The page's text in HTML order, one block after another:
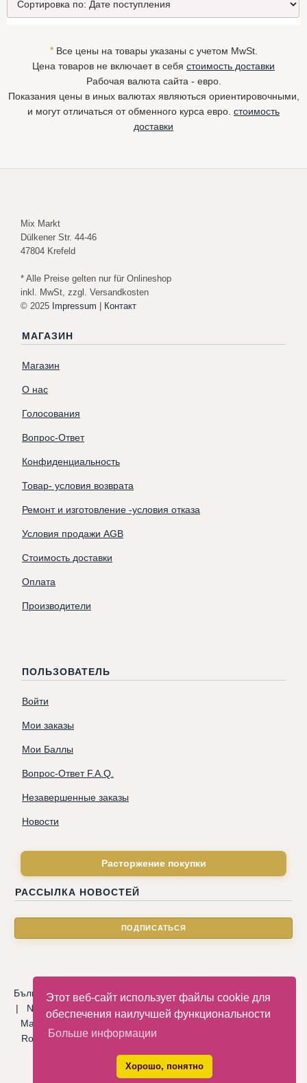
Этот веб-сайт использует файлы cookie для
обеспечения наилучшей функциональности
Больше информации
Хорошо, понятно
*Все цены на товары указаны с учетом MwSt.
Цена товаров не включает в себя стоимость доставки
Рабочая валюта сайта - евро.
Показания цены в иных валютах являються ориентировочными,
и могут отличаться от обменного курса евро. стоимость
доставки
Mix Markt
Dülkener Str. 44-46
47804 Krefeld
* Alle Preise gelten nur für Onlineshop
inkl. MwSt, zzgl. Versandkosten
© 2025 Impressum | Контакт
МАГАЗИН
Магазин
О нас
Голосования
Вопрос-Ответ
Конфиденциальность
Товар- условия возврата
Ремонт и изготовление -условия отказа
Условия продажи AGB
Стоимость доставки
Оплата
Производители
ПОЛЬЗОВАТЕЛЬ
Войти
Мои заказы
Мои Баллы
Вопрос-Ответ F.A.Q.
Незавершенные заказы
Новости
Расторжение покупки
РАССЫЛКА НОВОСТЕЙ
Български|Català|Deutsche|Hrvatski|Čeština |Dansk
| Nederlandse Eesti keel
Magyar
Latviski Norsk| Polski
Română|Русский|Српски|
Español|Svenska|Türkçe